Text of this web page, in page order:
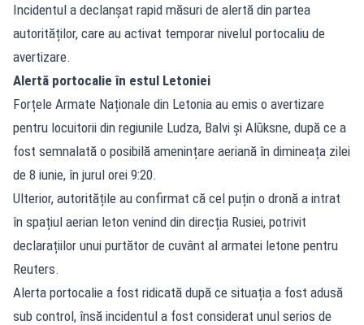
Incidentul a declanșat rapid măsuri de alertă din partea
autorităților, care au activat temporar nivelul portocaliu de
avertizare.
Alertă portocalie în estul Letoniei
Forțele Armate Naționale din Letonia au emis o avertizare
pentru locuitorii din regiunile Ludza, Balvi și Alūksne, după ce a
fost semnalată o posibilă amenințare aeriană în dimineața zilei
de 8 iunie, în jurul orei 9:20.
Ulterior, autoritățile au confirmat că cel puțin o dronă a intrat
în spațiul aerian leton venind din direcția Rusiei, potrivit
declarațiilor unui purtător de cuvânt al armatei letone pentru
Reuters.
Alerta portocalie a fost ridicată după ce situația a fost adusă
sub control, însă incidentul a fost considerat unul serios de